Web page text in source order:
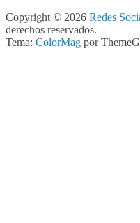
Copyright © 2026 Redes
derechos reservados.
Tema: ColorMag por